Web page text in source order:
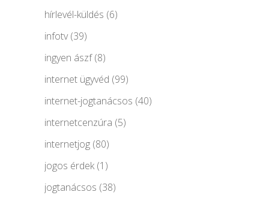
hírlevél-küldés (6)
infotv(39)
ingyen ászf(8)
internet ügyvéd (99)
internet-jogtanácsos (40)
internetcenzúra (5)
internetjog (80)
jogos érdek(1)
jogtanácsos (38)